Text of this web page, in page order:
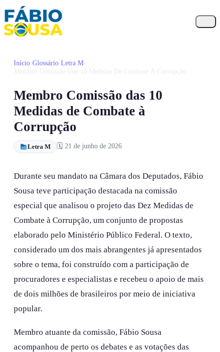
Início
Biografia
Galeria
FAQ
Início Glossário Letra M
Membro Comissão Das 10 Medidas De Combate À Corrupção
Membro Comissão das 10
Medidas de Combate à
Corrupção
Letra M 🗓 21 de junho de 2026
Durante seu mandato na Câmara dos Deputados, Fábio
Sousa teve participação destacada na comissão
especial que analisou o projeto das Dez Medidas de
Combate à Corrupção, um conjunto de propostas
elaborado pelo Ministério Público Federal. O texto,
considerado um dos mais abrangentes já apresentados
sobre o tema, foi construído com a participação de
procuradores e especialistas e recebeu o apoio de mais
de dois milhões de brasileiros por meio de iniciativa
popular.
Membro atuante da comissão, Fábio Sousa
acompanhou de perto os debates e as votações das